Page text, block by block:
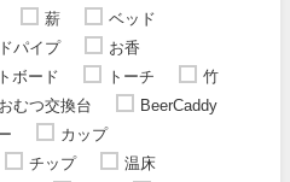
薪
ベッド
パイプ
お香
ボード トーチ
竹
おむつ交換台
BeerCaddy
カップ
チップ
温床